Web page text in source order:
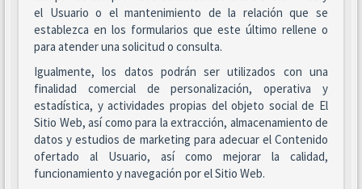
el Usuario o el mantenimiento de la relación que se
establezca en los formularios que este último rellene o
para atender una solicitud o consulta.
Igualmente, los datos podrán ser utilizados con una
finalidad comercial de personalización, operativa y
estadística, y actividades propias del objeto social de El
Sitio Web, así como para la extracción, almacenamiento de
datos y estudios de marketing para adecuar el Contenido
ofertado al Usuario, así como mejorar la calidad,
funcionamiento y navegación por el Sitio Web.